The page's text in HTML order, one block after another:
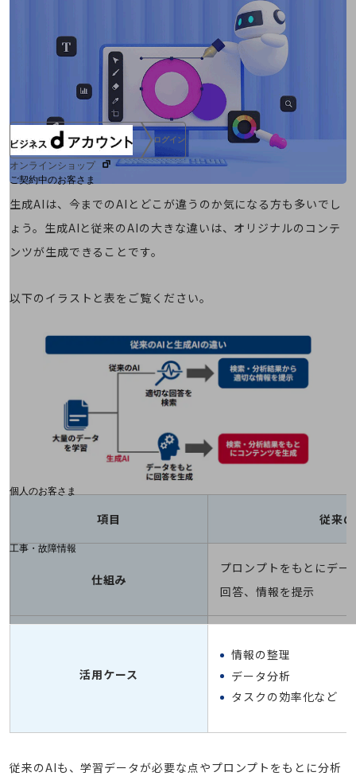
ログイン
オンラインショップ
ご契約中のお客さま
サービス別サポート情報
ご契約中サービスの一元管理
Web明細(ビリングステーション)
料金分析(ご利用料金管理サービス)
個人のお客さま
工事・故障情報
NTTドコモ 通信障害情報
生成AIは、今までのAIとどこが違うのか気になる方も多いでし
ょう。生成AIと従来のAIの大きな違いは、オリジナルのコンテ
ンツが生成できることです。
以下のイラストと表をご覧ください。
項目 従来
仕組み
プロンプトをもとにデ
回答、情報を提示
活用ケース
情報の整理
データ分析
タスクの効率化など
従来のAIも、学習データが必要な点やプロンプトをもとに分析